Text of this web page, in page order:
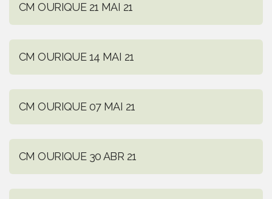
CM OURIQUE 21 MAI 21
CM OURIQUE 14 MAI 21
CM OURIQUE 07 MAI 21
CM OURIQUE 30 ABR 21